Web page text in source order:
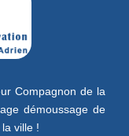
Compagnon de la
démoussage de
ville !